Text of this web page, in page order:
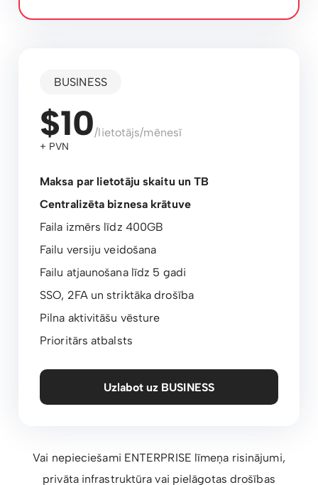
BUSINESS
$10/lietotājs/mēnesī
+ PVN
Maksa par lietotāju skaitu un TB
Centralizēta biznesa krātuve
Faila izmērs līdz 400GB
Failu versiju veidošana
Failu atjaunošana līdz 5 gadi
SSO, 2FA un striktāka drošība
Pilna aktivitāšu vēsture
Prioritārs atbalsts
Uzlabot uz BUSINESS
Vai nepieciešami ENTERPRISE līmeņa risinājumi,
privāta infrastruktūra vai pielāgotas drošības